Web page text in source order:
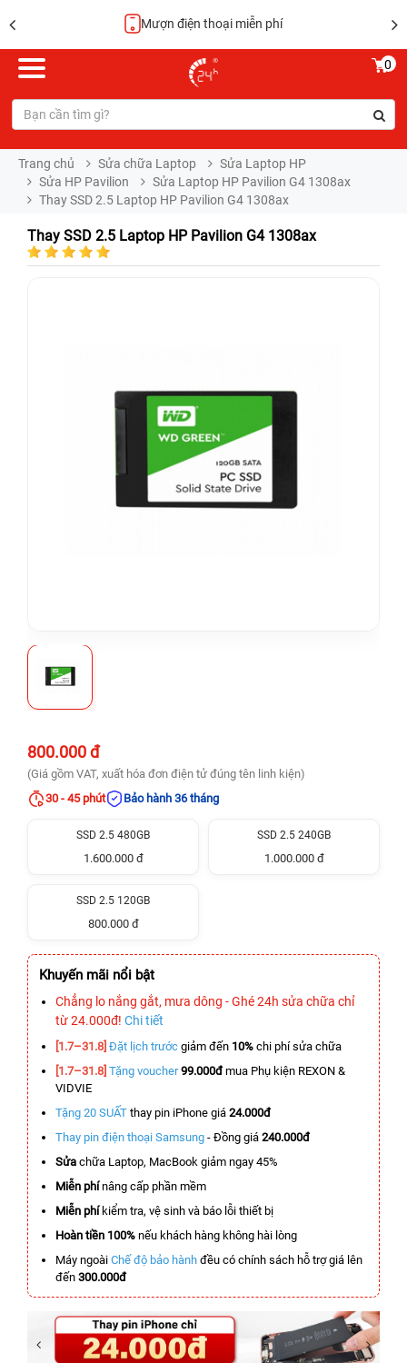
Mượn điện thoại miễn phí
0
Trang chủ Sửa chữa Laptop
Sửa Laptop HP
Sửa HP Pavilion
Sửa Laptop HP Pavilion G4 1308ax
Thay SSD 2.5 Laptop HP Pavilion G4 1308ax
Thay SSD 2.5 Laptop HP Pavilion G4 1308ax
800.000 đ
(Giá gồm VAT, xuất hóa đơn điện tử đúng tên linh kiện)
30 - 45 phút
Bảo hành 36 tháng
SSD 2.5 480GB
1.600.000 đ
SSD 2.5 240GB
1.000.000 đ
SSD 2.5 120GB
800.000 đ
Khuyến mãi nổi bật
Chẳng lo nắng gắt, mưa dông - Ghé 24h sửa chữa chỉ
từ 24.000đ! Chi tiết
[1.7–31.8] Đặt lịch trước giảm đến 10% chi phí sửa chữa
[1.7–31.8] Tặng voucher 99.000đmua Phụ kiện REXON &
VIDVIE
Tặng 20 SUẤT thay pin iPhone giá 24.000đ
Thay pin điện thoại Samsung - Đồng giá 240.000đ
Sửa chữa Laptop, MacBook giảm ngay 45%
Miễn phínâng cấp phần mềm
Miễn phíkiểm tra, vệ sinh và báo lỗi thiết bị
Hoàn tiền 100% nếu khách hàng không hài lòng
Máy ngoài Chế độ bảo hành đều có chính sách hỗ trợ giá lên
đến 300.000đ